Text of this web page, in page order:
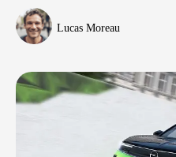
Lucas Moreau